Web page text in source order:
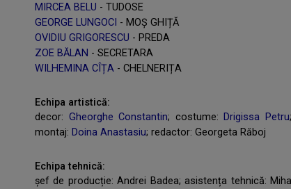
MIRCEA BELU - TUDOSE
GEORGE LUNGOCI - MOȘ GHIȚĂ
OVIDIU GRIGORESCU - PREDA
ZOE BĂLAN - SECRETARA
WILHEMINA CÎȚA - CHELNERIȚA
Echipa artistică:
decor: Gheorghe Constantin; costume: Drigissa Petru
montaj: Doina Anastasiu; redactor: Georgeta Răboj
Echipa tehnică:
șef de producție: Andrei Badea; asistența tehnică: